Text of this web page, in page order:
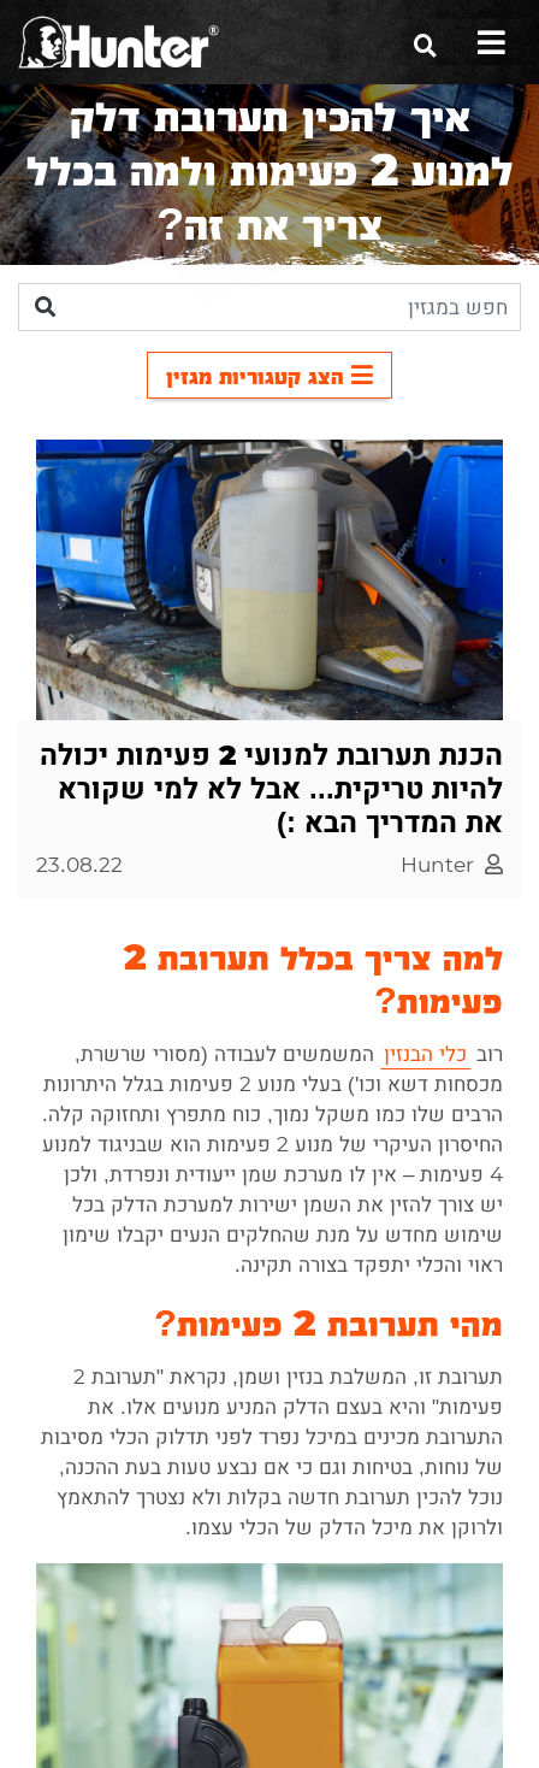
הסיפור שלנו
הכלים שלנו
תערוכות
משווקים
שירות ואחריות
צור קשר
איך להכין תערובת דלק
למנוע 2 פעימות ולמה בכלל
צריך את זה?
הצג קטגוריות מגזין
הכנת תערובת למנועי 2 פעימות יכולה
להיות טריקית... אבל לא למי שקורא
את המדריך הבא :)
Hunter
23.08.22
למה צריך בכלל תערובת 2
פעימות?
רוב כלי הבנזין המשמשים לעבודה (מסורי שרשרת,
מכסחות דשא וכו') בעלי מנוע 2 פעימות בגלל היתרונות
הרבים שלו כמו משקל נמוך, כוח מתפרץ ותחזוקה קלה.
החיסרון העיקרי של מנוע 2 פעימות הוא שבניגוד למנוע
4 פעימות – אין לו מערכת שמן ייעודית ונפרדת, ולכן
יש צורך להזין את השמן ישירות למערכת הדלק בכל
שימוש מחדש על מנת שהחלקים הנעים יקבלו שימון
ראוי והכלי יתפקד בצורה תקינה.
מהי תערובת 2 פעימות?
תערובת זו, המשלבת בנזין ושמן, נקראת "תערובת 2
פעימות" והיא בעצם הדלק המניע מנועים אלו. את
התערובת מכינים במיכל נפרד לפני תדלוק הכלי מסיבות
של נוחות, בטיחות וגם כי אם נבצע טעות בעת ההכנה,
נוכל להכין תערובת חדשה בקלות ולא נצטרך להתאמץ
ולרוקן את מיכל הדלק של הכלי עצמו.